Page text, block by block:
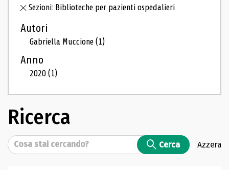
Sezioni: Biblioteche per pazienti ospedalieri
Autori
Gabriella Muccione(1)
Anno
2020(1)
Ricerca
Cerca Cerca Azzera